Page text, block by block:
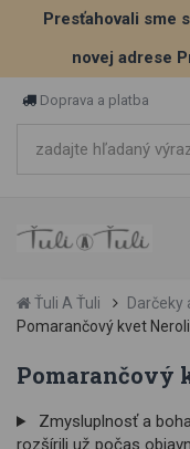
Presťahovali sme
novej adrese
Doprava a platba
Ťuli A Ťuli Darčeky
Pomarančový kvet Neroli
Pomarančový
Zmysluplnosť a
rozšírili už počas